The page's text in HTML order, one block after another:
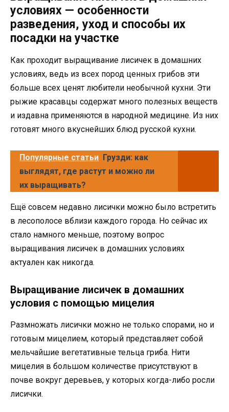
условиях — особенности
разведения, уход и способы их
посадки на участке
Как проходит выращивание лисичек в домашних
условиях, ведь из всех пород ценных грибов эти
больше всех ценят любители необычной кухни. Эти
рыжие красавцы содержат много полезных веществ
и издавна применяются в народной медицине. Из них
готовят много вкуснейших блюд русской кухни.
Популярные статьи Грузди: как
выглядят, где растут и можно ли
их выращивать?
Ещё совсем недавно лисички можно было встретить
в лесополосе вблизи каждого города. Но сейчас их
стало намного меньше, поэтому вопрос
выращивания лисичек в домашних условиях
актуален как никогда.
Выращивание лисичек в домашних
условия с помощью мицелия
Размножать лисички можно не только спорами, но и
готовым мицелием, который представляет собой
мельчайшие вегетативные тельца гриба. Нити
мицелия в большом количестве присутствуют в
почве вокруг деревьев, у которых когда-либо росли
лисички.